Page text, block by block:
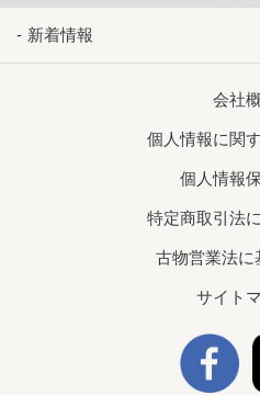
新着情報
会社
個人情報に関
個人情報
特定商取引法
古物営業法に
サイト